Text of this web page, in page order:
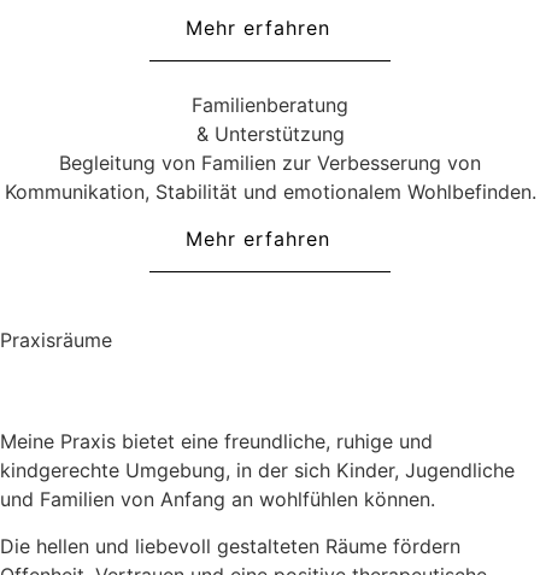
Mehr erfahren
Familienberatung
& Unterstützung
Begleitung von Familien zur Verbesserung von
Kommunikation, Stabilität und emotionalem Wohlbefinden.
Mehr erfahren
Praxisräume
Meine Praxis bietet eine freundliche, ruhige und
kindgerechte Umgebung, in der sich Kinder, Jugendliche
und Familien von Anfang an wohlfühlen können.
Die hellen und liebevoll gestalteten Räume fördern